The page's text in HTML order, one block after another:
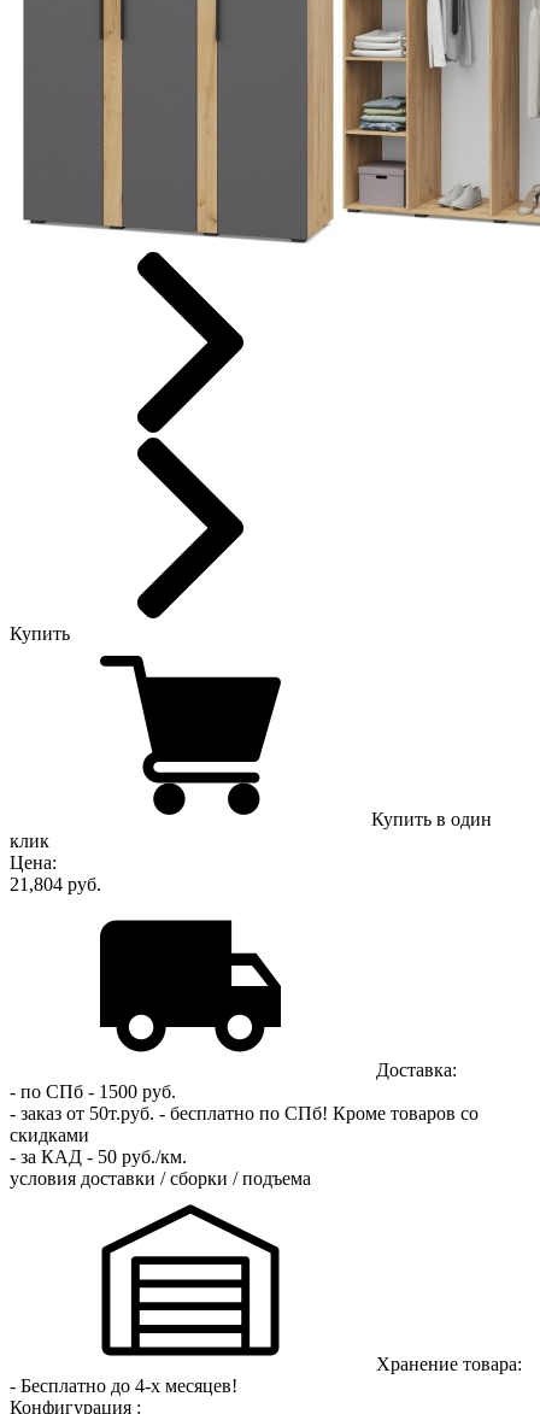
Купить
Купить в один
клик
Цена:
21,804 руб.
Доставка:
- по СПб - 1500 руб.
- заказ от 50т.руб. - бесплатно по СПб! Кроме товаров со
скидками
- за КАД - 50 руб./км.
условия доставки / сборки / подъема
Хранение товара:
- Бесплатно до 4-х месяцев!
Конфигурация :